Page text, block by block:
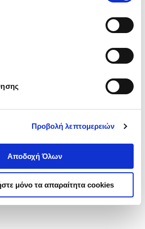
΄΄και να ενημερωθείτε σχετικά με
Προβολή λεπτομερειών
Αποδοχή Όλων
μόνο τα απαραίτητα cookies